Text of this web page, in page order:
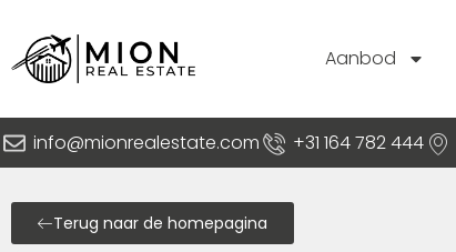
Aanbod
info@mionrealestate.com +31 164 782 444
Terug naar de homepagina